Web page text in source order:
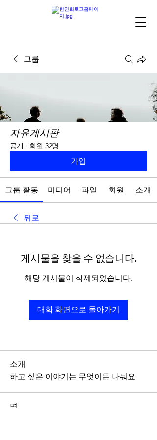
그룹
자유게시판
공개 · 회원 32명
가입
그룹 활동 미디어 파일 회원 소개
뒤로
게시물을 찾을 수 없습니다.
해당 게시물이 삭제되었습니다.
대화 화면으로 돌아가기
소개
하고 싶은 이야기는 무엇이든 나눠요
명